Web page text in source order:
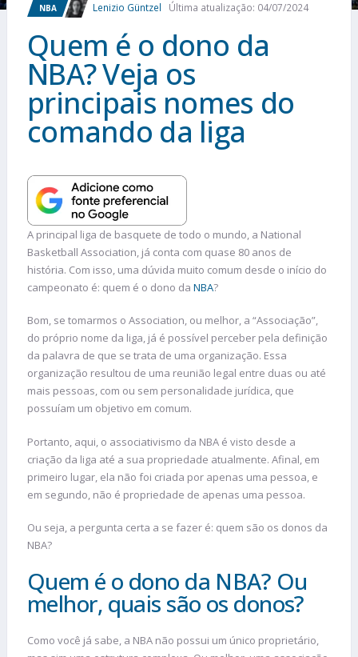
NBA Lenizio Güntzel Última atualização: 04/07/2024
Quem é o dono da
NBA? Veja os
principais nomes do
comando da liga
A principal liga de basquete de todo o mundo, a National
Basketball Association, já conta com quase 80 anos de
história. Com isso, uma dúvida muito comum desde o início do
campeonato é: quem é o dono da NBA?
Bom, se tomarmos o Association, ou melhor, a “Associação”,
do próprio nome da liga, já é possível perceber pela definição
da palavra de que se trata de uma organização. Essa
organização resultou de uma reunião legal entre duas ou até
mais pessoas, com ou sem personalidade jurídica, que
possuíam um objetivo em comum.
Portanto, aqui, o associativismo da NBA é visto desde a
criação da liga até a sua propriedade atualmente. Afinal, em
primeiro lugar, ela não foi criada por apenas uma pessoa, e
em segundo, não é propriedade de apenas uma pessoa.
Ou seja, a pergunta certa a se fazer é: quem são os donos da
NBA?
Quem é o dono da NBA? Ou
melhor, quais são os donos?
Como você já sabe, a NBA não possui um único proprietário,